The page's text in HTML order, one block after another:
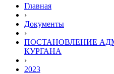
Главная
›
Документы
›
ПОСТАНОВЛЕНИЕ
КУРГАНА
›
2023